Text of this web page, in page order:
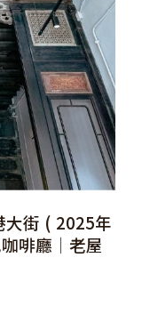
街 ( 2025年
啡廳│老屋